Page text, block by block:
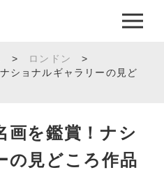
> ロンドン
>
ショナルギャラリーの見ど
画を鑑賞！ナシ
の見どころ作品